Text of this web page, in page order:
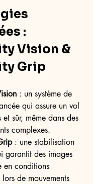
:
Vision &
Grip
: un système de
qui assure un vol
sûr, même dans des
complexes.
: une stabilisation
garantit des images
en conditions
lors de mouvements